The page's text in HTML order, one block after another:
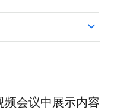
会议中展示内容